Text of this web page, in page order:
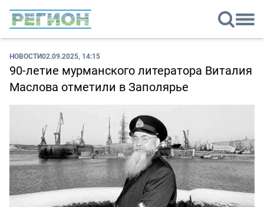
НОВОСТИ02.09.2025, 14:15
90-летие мурманского литератора Виталия
Маслова отметили в Заполярье